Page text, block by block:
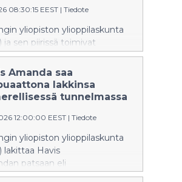
08:30:15 EEST | Tiedote
yliopiston ylioppilaskunta
ja sen piirissä toimivat
viettävät viimeisiä
Uudella
Viimeiset yhteiset
13.5.2026. Floran juhlinta
keskipäivällä ja jatkuu
Tapahtuma alkaa kello
osuudella Uuden
edessä.
Amanda saa
lakkinsa
tunnelmassa
12:00:00 EEST | Tiedote
yliopiston ylioppilaskunta
lakittaa Havis
patsaan eli
vappuaattona 30.4. klo